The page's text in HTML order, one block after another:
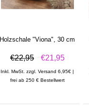
Holzschale "Viona", 30 cm
€22,95 €21,95
Inkl. MwSt. zzgl. Versand 6,95€ |
frei ab 250 € Bestellwert